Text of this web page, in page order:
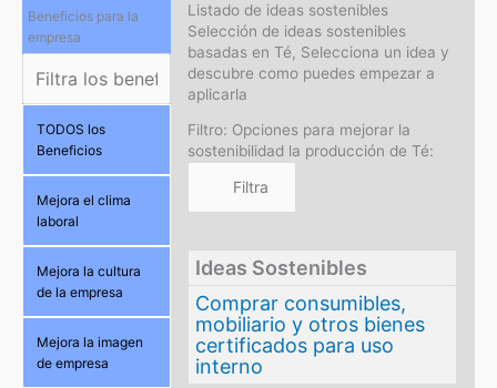
Beneficios para la
empresa
TODOS los
Beneficios
Mejora el clima
laboral
Mejora la cultura
de la empresa
Mejora la imagen
de empresa
Listado de ideas sostenibles
Selección de ideas sostenibles
basadas en Té, Selecciona un idea y
descubre como puedes empezar a
aplicarla
Filtro: Opciones para mejorar la
sostenibilidad la producción de Té:
Ideas Sostenibles
Comprar consumibles,
mobiliario y otros bienes
certificados para uso
interno